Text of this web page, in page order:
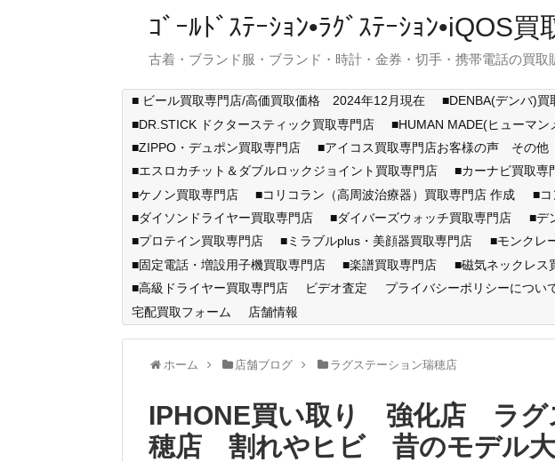
ｺﾞｰﾙﾄﾞｽﾃｰｼｮﾝ•ﾗｸﾞｽﾃｰｼｮﾝ•iQOS
古着・ブランド服・ブランド・時計・金券・切手・携帯電話の
■ ビール買取専門店/高価買取価格 2024年12月現在 ■DENBA(デンバ)買
■DR.STICK ドクタースティック買取専門店
■HUMAN MADE(ヒューマン
■ZIPPO・デュポン買取専門店
■アイコス買取専門店お客様の声 その他
■エスロカチット＆ダブルロックジョイント買取専門店
■カーナビ買取専
■ケノン買取専門店
■コリコラン（高周波治療器）買取専門店 作成 ■コ
■ダイソンドライヤー買取専門店
■ダイバーズウォッチ買取専門店 ■デ
■プロテイン買取専門店
■ミラブルplus・美顔器買取専門店 ■モンクレ
■固定電話・増設用子機買取専門店
■楽譜買取専門店 ■磁気ネックレス
■高級ドライヤー買取専門店
ビデオ査定 プライバシーポリシーについ
宅配買取フォーム
店舗情報
ホーム 店舗ブログ ラグステーション瑞穂店
IPHONE買い取り 強化店 ラグ
穂店 割れやヒビ 昔のモデル大